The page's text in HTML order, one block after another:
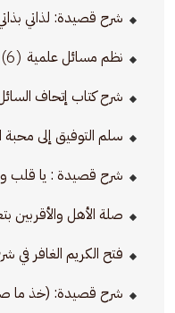
شرح قصيدة: لذاتي
نظم مسائل علمية (6)
شرح كتاب إتحاف
سلم التوفيق إلى محبة
شرح قصيدة : يا قلب
صلة الأهل والأقربين
فتح الكريم الغافر في
شرح قصيدة: (خذ ما